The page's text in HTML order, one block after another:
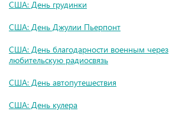
США: День грудинки
США: День Джулии Пьерпонт
США: День благодарности военным через
любительскую радиосвязь
США: День автопутешествия
США: День кулера